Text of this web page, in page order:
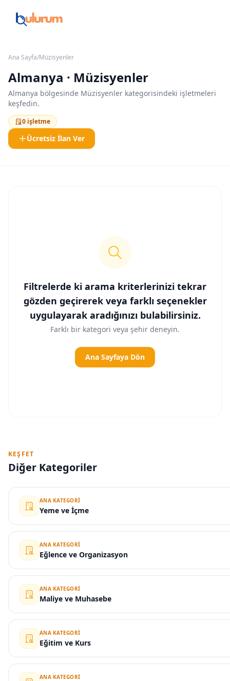
Ana Sayfa/Müzisyenler
Almanya · Müzisyenler
Almanya bölgesinde Müzisyenler kategorisindeki işletmeleri
keşfedin.
0 işletme
Ücretsiz İlan Ver
Filtrelerde ki arama kriterlerinizi tekrar
gözden geçirerek veya farklı seçenekler
uygulayarak aradığınızı bulabilirsiniz.
Farklı bir kategori veya şehir deneyin.
Ana Sayfaya Dön
KEŞFET
Diğer Kategoriler
ANA KATEGORI
Yeme ve İçme
ANA KATEGORI
Eğlence ve Organizasyon
ANA KATEGORI
Maliye ve Muhasebe
ANA KATEGORI
Eğitim ve Kurs
ANA KATEGORI